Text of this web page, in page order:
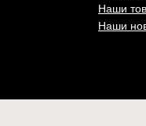
Наши
Наши